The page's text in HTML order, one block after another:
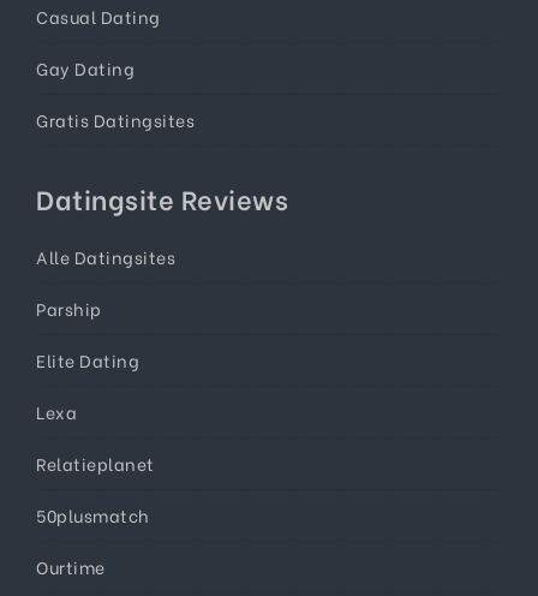
Casual Dating
Gay Dating
Gratis Datingsites
Datingsite Reviews
Alle Datingsites
Parship
Elite Dating
Lexa
Relatieplanet
50plusmatch
Ourtime